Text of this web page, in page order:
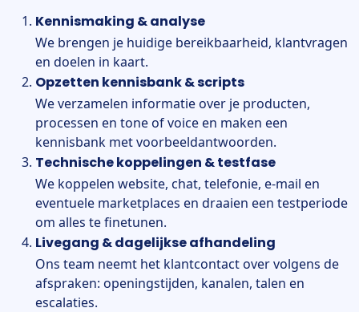
Kennismaking & analyse
We brengen je huidige bereikbaarheid, klantvragen
en doelen in kaart.
Opzetten kennisbank & scripts
We verzamelen informatie over je producten,
processen en tone of voice en maken een
kennisbank met voorbeeldantwoorden.
Technische koppelingen & testfase
We koppelen website, chat, telefonie, e-mail en
eventuele marketplaces en draaien een testperiode
om alles te finetunen.
Livegang & dagelijkse afhandeling
Ons team neemt het klantcontact over volgens de
afspraken: openingstijden, kanalen, talen en
escalaties.